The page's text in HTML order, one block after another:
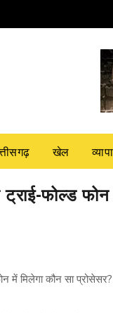
खेल
फोल्ड फोन
मिलेगा कौन सा प्रोसेसर?